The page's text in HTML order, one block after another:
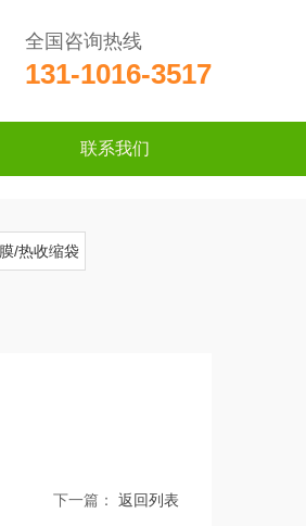
全国咨询热线
131-1016-3517
联系我们
/热收缩袋
下一篇： 返回列表